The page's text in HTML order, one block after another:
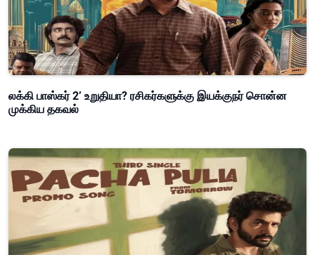
லக்கி பாஸ்கர் 2’ உறுதியா? ரசிகர்களுக்கு இயக்குநர் சொன்ன
முக்கிய தகவல்